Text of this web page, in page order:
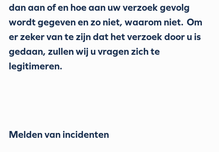
dan aan of en hoe aan uw verzoek gevolg
wordt gegeven en zo niet, waarom niet. Om
er zeker van te zijn dat het verzoek door u is
gedaan, zullen wij u vragen zich te
legitimeren.
Melden van incidenten